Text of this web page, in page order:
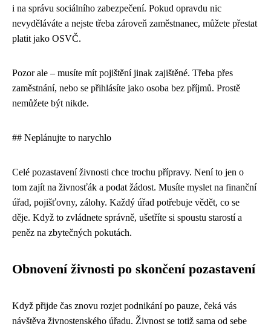
i na správu sociálního zabezpečení. Pokud opravdu nic
nevyděláváte a nejste třeba zároveň zaměstnanec, můžete přestat
platit jako OSVČ.
Pozor ale – musíte mít pojištění jinak zajištěné. Třeba přes
zaměstnání, nebo se přihlásíte jako osoba bez příjmů. Prostě
nemůžete být nikde.
## Neplánujte to narychlo
Celé pozastavení živnosti chce trochu přípravy. Není to jen o
tom zajít na živnosťák a podat žádost. Musíte myslet na finanční
úřad, pojišťovny, zálohy. Každý úřad potřebuje vědět, co se
děje. Když to zvládnete správně, ušetříte si spoustu starostí a
peněz na zbytečných pokutách.
Obnovení živnosti po skončení pozastavení
Když přijde čas znovu rozjet podnikání po pauze, čeká vás
návštěva živnostenského úřadu. Živnost se totiž sama od sebe